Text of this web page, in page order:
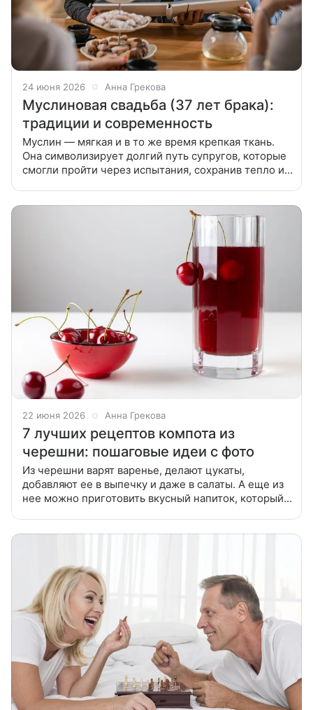
24 июня 2026 Анна Грекова
Муслиновая свадьба (37 лет брака):
традиции и современность
Муслин — мягкая и в то же время крепкая ткань.
Она символизирует долгий путь супругов, которые
смогли пройти через испытания, сохранив тепло и
22 июня 2026 Анна Грекова
7 лучших рецептов компота из
черешни: пошаговые идеи с фото
Из черешни варят варенье, делают цукаты,
добавляют ее в выпечку и даже в салаты. А еще из
нее можно приготовить вкусный напиток, который